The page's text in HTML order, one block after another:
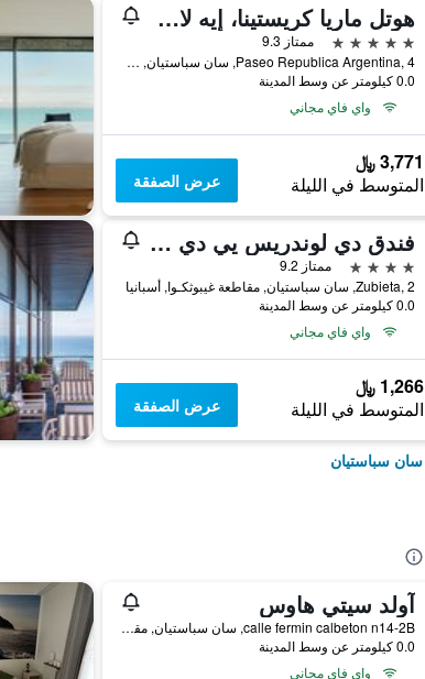
هوتل ماريا كريستينا، إيه لاكشري كوليكشن هوتل
5 نجوم
ممتاز 9.3
Paseo Republica Argentina, 4, سان سباستيان, مقاطعة غيبوثكـوا, أسبانيا
0.0 كيلومتر عن وسط المدينة
واي فاي مجاني
3,771 ﷼
المتوسط في الليلة عرض الصفقة
فندق دي لوندريس يي دي إنغلاترا
4 نجوم
ممتاز 9.2
Zubieta, 2, سان سباستيان, مقاطعة غيبوثكـوا, أسبانيا
0.0 كيلومتر عن وسط المدينة
واي فاي مجاني
1,266 ﷼
المتوسط في الليلة عرض الصفقة
سباستيان
آولد سيتي هاوس
calle fermin calbeton n14-2B, سان سباستيان, مقاطعة غيبوثكـوا, أسبانيا
0.0 كيلومتر عن وسط المدينة
واي فاي مجاني